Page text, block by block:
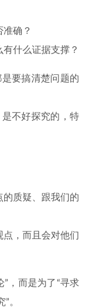
确？
什么证据支撑？
要搞清楚问题的
不好探究的，特
质疑、跟我们的
，而且会对他们
，而是为了“寻求
。